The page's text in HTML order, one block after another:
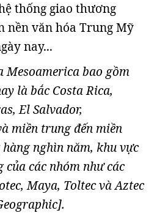
thống giao thương
nền văn hóa Trung Mỹ
nay...
Mesoamerica bao gồm
là bắc Costa Rica,
El Salvador,
miền trung đến miền
nghìn năm, khu vực
các nhóm như các
Maya, Toltec và Aztec